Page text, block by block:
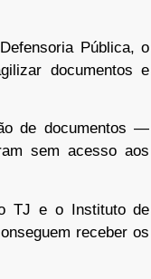
Pública, o
documentos e
de documentos —
sem acesso aos
TJ e o Instituto de
receber os